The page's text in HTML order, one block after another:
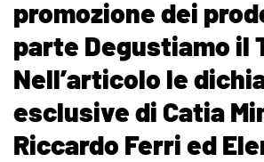
promozione dei
parte Degustiamo il
Nell’articolo le
esclusive di Catia
Riccardo Ferri ed